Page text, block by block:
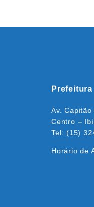
Av.
Centro –
Tel: (15)
Horário de